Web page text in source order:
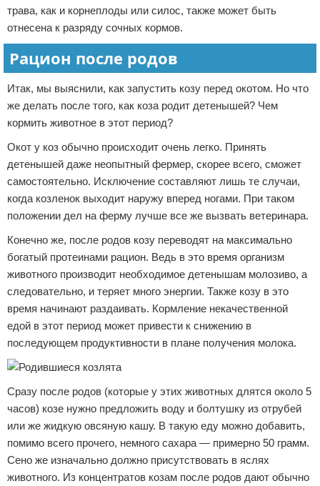
трава, как и корнеплоды или силос, также может быть
отнесена к разряду сочных кормов.
Рацион после родов
Итак, мы выяснили, как запустить козу перед окотом. Но что
же делать после того, как коза родит детенышей? Чем
кормить животное в этот период?
Окот у коз обычно происходит очень легко. Принять
детенышей даже неопытный фермер, скорее всего, сможет
самостоятельно. Исключение составляют лишь те случаи,
когда козленок выходит наружу вперед ногами. При таком
положении дел на ферму лучше все же вызвать ветеринара.
Конечно же, после родов козу переводят на максимально
богатый протеинами рацион. Ведь в это время организм
животного производит необходимое детенышам молозиво, а
следовательно, и теряет много энергии. Также козу в это
время начинают раздаивать. Кормление некачественной
едой в этот период может привести к снижению в
последующем продуктивности в плане получения молока.
Сразу после родов (которые у этих животных длятся около 5
часов) козе нужно предложить воду и болтушку из отрубей
или же жидкую овсяную кашу. В такую еду можно добавить,
помимо всего прочего, немного сахара — примерно 50 грамм.
Сено же изначально должно присутствовать в яслях
животного. Из концентратов козам после родов дают обычно